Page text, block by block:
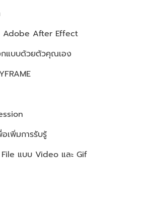
Adobe After Effect
กแบบด้วยตัวคุณเอง
เพิ่มการรับรู้
แบบ Video และ Gif